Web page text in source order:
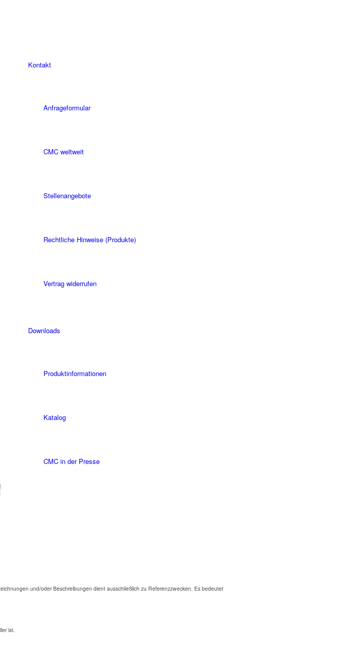
Kontakt
Anfrageformular
CMC weltweit
Stellenangebote
Rechtliche Hinweise (Produkte)
Vertrag widerrufen
Downloads
Produktinformationen
Katalog
CMC in der Presse
und/oder Beschreibungen dient ausschließlich zu Referenzzwecken. Es bedeutet
ist.